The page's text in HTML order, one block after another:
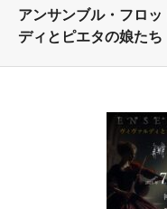
アンサンブル・フロ
ディとピエタの娘たち